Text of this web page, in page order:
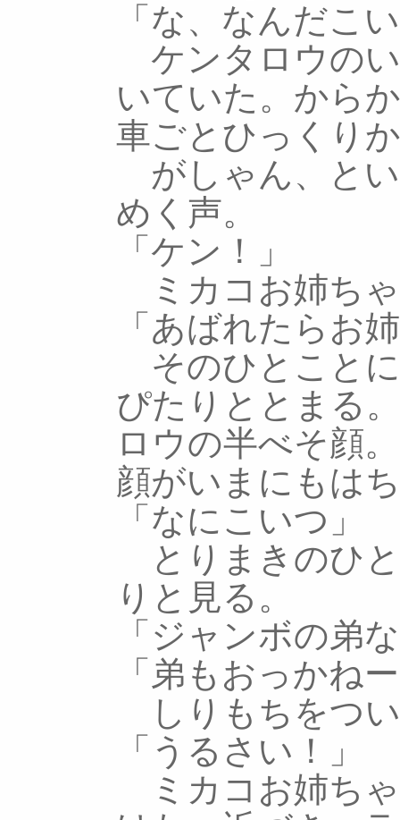
「な、なんだ
ケンタロウの
いていた。から
車ごとひっくり
がしゃん、と
めく声。
「ケン！」
ミカコお姉ち
「あばれたらお
そのひとこと
ぴたりととまる
ロウの半べそ顔
顔がいまにもは
「なにこいつ」
とりまきのひ
りと見る。
「ジャンボの弟
「弟もおっかね
しりもちをつ
「うるさい！」
ミカコお姉ち